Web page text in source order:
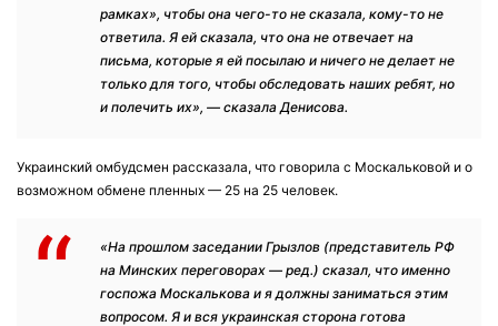
рамках», чтобы она чего-то не сказала, кому-то не
ответила. Я ей сказала, что она не отвечает на
письма, которые я ей посылаю и ничего не делает не
только для того, чтобы обследовать наших ребят, но
и полечить их», — сказала Денисова.
Украинский омбудсмен рассказала, что говорила с Москальковой и о
возможном обмене пленных — 25 на 25 человек.
«На прошлом заседании Грызлов (представитель РФ
на Минских переговорах — ред.) сказал, что именно
госпожа Москалькова и я должны заниматься этим
вопросом. Я и вся украинская сторона готова